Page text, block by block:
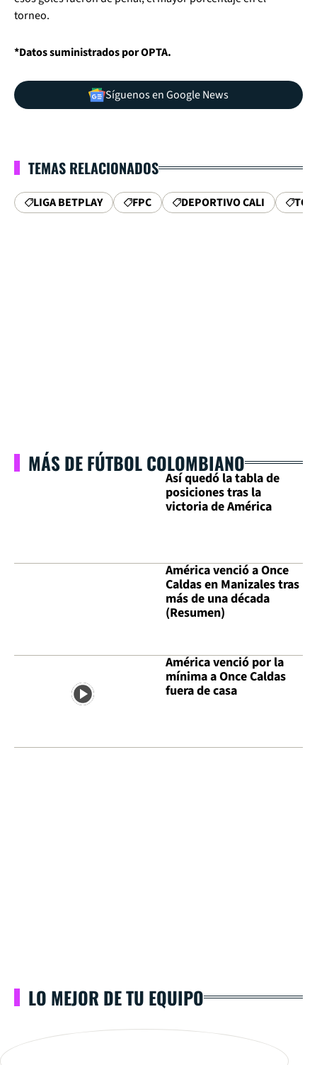
torneo.
*Datos suministrados por OPTA.
Síguenos en Google News
TEMAS RELACIONADOS
LIGA BETPLAY FPC DEPORTIVO CALI
MÁS DE FÚTBOL COLOMBIANO
Así quedó la tabla de
posiciones tras la
victoria de América
América venció a Once
Caldas en Manizales tras
más de una década
(Resumen)
América venció por la
mínima a Once Caldas
fuera de casa
LO MEJOR DE TU EQUIPO